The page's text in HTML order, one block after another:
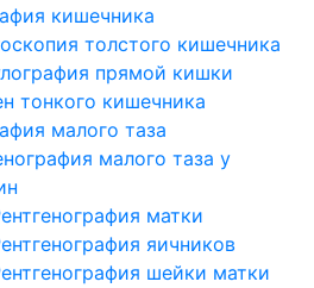
кишечника
толстого кишечника
прямой кишки
тонкого кишечника
малого таза
малого таза у
матки
яичников
шейки матки